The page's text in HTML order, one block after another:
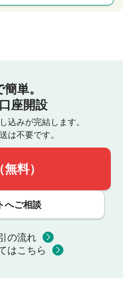
単。
座開設
込みが完結します。
は不要です。
料）
へご相談
の流れ
はこちら